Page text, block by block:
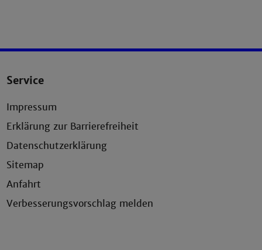
Service
Impressum
Erklärung zur Barrierefreiheit
Datenschutzerklärung
Sitemap
Anfahrt
Verbesserungsvorschlag melden